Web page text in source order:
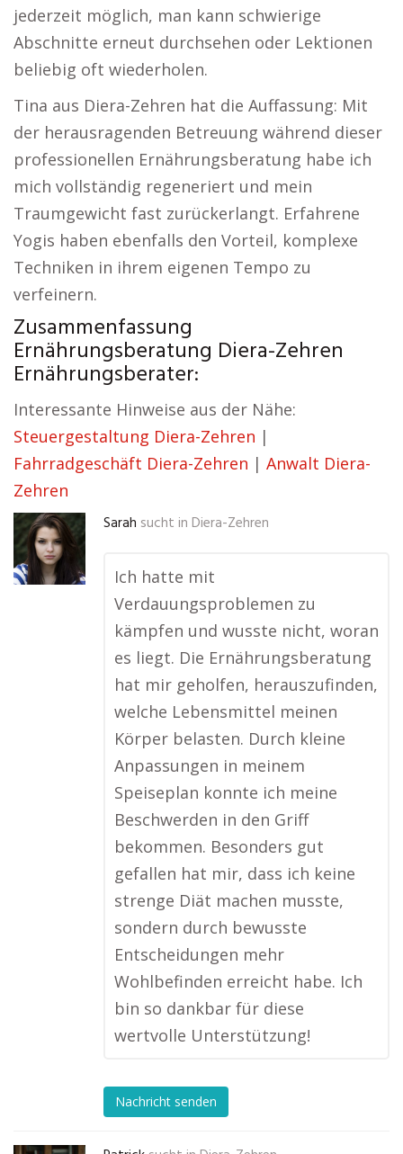
jederzeit möglich, man kann schwierige
Abschnitte erneut durchsehen oder Lektionen
beliebig oft wiederholen.
Tina aus Diera-Zehren hat die Auffassung: Mit
der herausragenden Betreuung während dieser
professionellen Ernährungsberatung habe ich
mich vollständig regeneriert und mein
Traumgewicht fast zurückerlangt. Erfahrene
Yogis haben ebenfalls den Vorteil, komplexe
Techniken in ihrem eigenen Tempo zu
verfeinern.
Zusammenfassung
Ernährungsberatung Diera-Zehren
Ernährungsberater:
Interessante Hinweise aus der Nähe:
Steuergestaltung Diera-Zehren |
Fahrradgeschäft Diera-Zehren | Anwalt Diera-
Zehren
Sarah sucht in Diera-Zehren
Ich hatte mit
Verdauungsproblemen zu
kämpfen und wusste nicht, woran
es liegt. Die Ernährungsberatung
hat mir geholfen, herauszufinden,
welche Lebensmittel meinen
Körper belasten. Durch kleine
Anpassungen in meinem
Speiseplan konnte ich meine
Beschwerden in den Griff
bekommen. Besonders gut
gefallen hat mir, dass ich keine
strenge Diät machen musste,
sondern durch bewusste
Entscheidungen mehr
Wohlbefinden erreicht habe. Ich
bin so dankbar für diese
wertvolle Unterstützung!
Nachricht senden